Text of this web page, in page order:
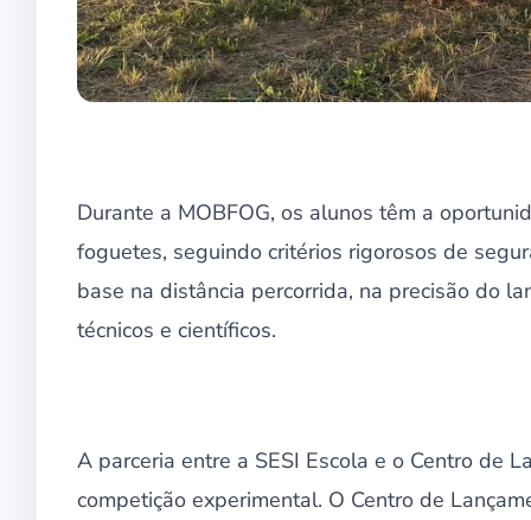
Durante a MOBFOG, os alunos têm a
foguetes, seguindo critérios rigorosos de
base na distância percorrida, na precisão do
técnicos e científicos.
A parceria entre a SESI Escola e o Centro de
competição experimental. O Centro de